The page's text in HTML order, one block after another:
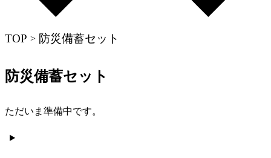
TOP > 防災備蓄セット
防災備蓄セット
ただいま準備中です。